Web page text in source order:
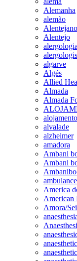
Alemanha
alemão
Alentejano
Alentejo
alergologia
algarve
Algés
Allied
Almada
Almada
alvalade
alzheimer
amadora
Ambani
Ambani
America
American
Amora/